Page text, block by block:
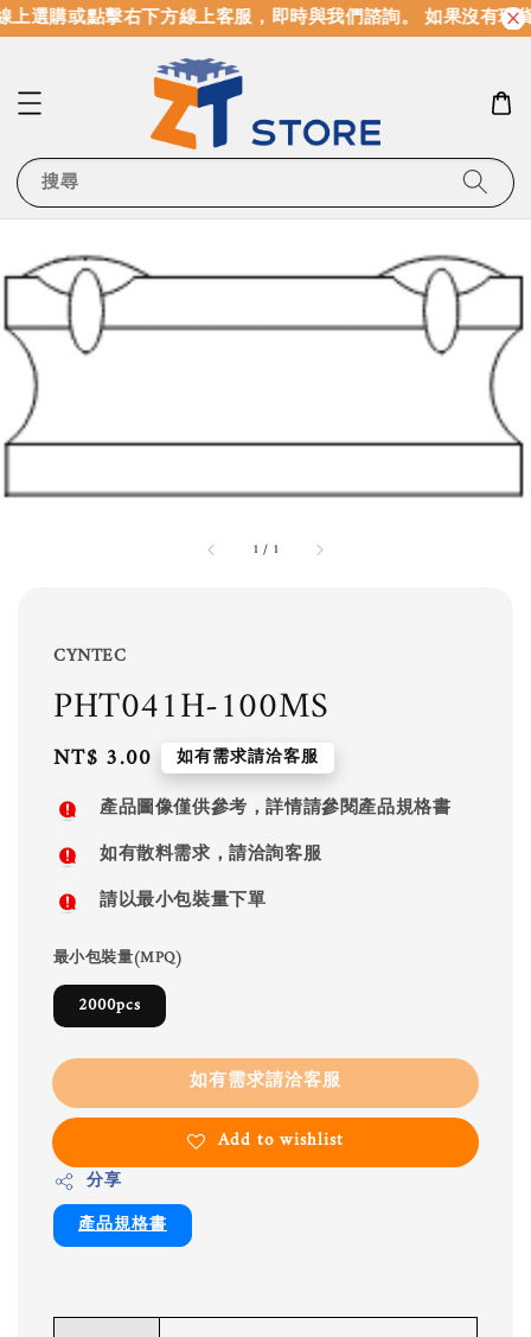
選購或點擊右下方線上客服，即時與我們諮詢。 如果沒有現
搜尋
1 / 1
CYNTEC
PHT041H-100MS
Regular
price
NT$ 3.00 如有需求請洽客服
產品圖像僅供參考，詳情請參閱產品規格書
如有散料需求，請洽詢客服
請以最小包裝量下單
最小包裝量(MPQ)
2000pcs
如有需求請洽客服
Add to wishlist
分享
產品規格書